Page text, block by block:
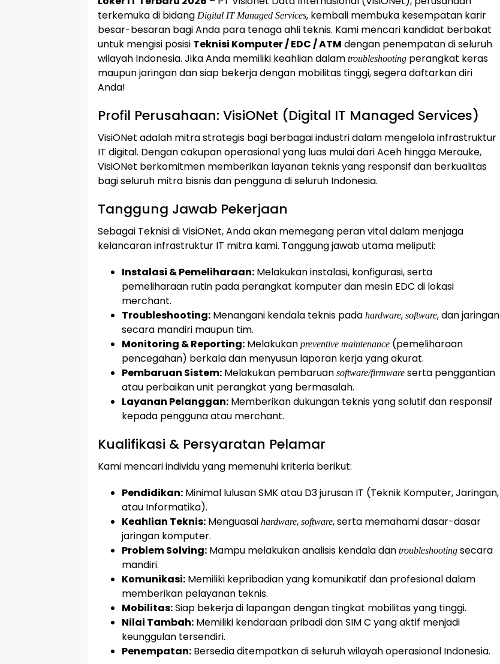
terkemuka di bidang Digital IT Managed Services, kembali membuka kesempatan karir
besar-besaran bagi Anda para tenaga ahli teknis. Kami mencari kandidat berbakat
untuk mengisi posisi Teknisi Komputer / EDC / ATM dengan penempatan di seluruh
wilayah Indonesia. Jika Anda memiliki keahlian dalam troubleshooting perangkat keras
maupun jaringan dan siap bekerja dengan mobilitas tinggi, segera daftarkan diri
Anda!
Profil Perusahaan: VisiONet (Digital IT Managed Services)
VisiONet adalah mitra strategis bagi berbagai industri dalam mengelola infrastruktur
IT digital. Dengan cakupan operasional yang luas mulai dari Aceh hingga Merauke,
VisiONet berkomitmen memberikan layanan teknis yang responsif dan berkualitas
bagi seluruh mitra bisnis dan pengguna di seluruh Indonesia.
Tanggung Jawab Pekerjaan
Sebagai Teknisi di VisiONet, Anda akan memegang peran vital dalam menjaga
kelancaran infrastruktur IT mitra kami. Tanggung jawab utama meliputi:
Instalasi & Pemeliharaan: Melakukan instalasi, konfigurasi, serta
pemeliharaan rutin pada perangkat komputer dan mesin EDC di lokasi
merchant.
Troubleshooting: Menangani kendala teknis pada hardware, software, dan jaringan
secara mandiri maupun tim.
Monitoring & Reporting: Melakukan preventive maintenance (pemeliharaan
pencegahan) berkala dan menyusun laporan kerja yang akurat.
Pembaruan Sistem: Melakukan pembaruan software/firmware serta penggantian
atau perbaikan unit perangkat yang bermasalah.
Layanan Pelanggan: Memberikan dukungan teknis yang solutif dan responsif
kepada pengguna atau merchant.
Kualifikasi & Persyaratan Pelamar
Kami mencari individu yang memenuhi kriteria berikut:
Pendidikan: Minimal lulusan SMK atau D3 jurusan IT (Teknik Komputer, Jaringan,
atau Informatika).
Keahlian Teknis: Menguasai hardware, software, serta memahami dasar-dasar
jaringan komputer.
Problem Solving: Mampu melakukan analisis kendala dan troubleshooting secara
mandiri.
Komunikasi: Memiliki kepribadian yang komunikatif dan profesional dalam
memberikan pelayanan teknis.
Mobilitas:Siap bekerja di lapangan dengan tingkat mobilitas yang tinggi.
Nilai Tambah: Memiliki kendaraan pribadi dan SIM C yang aktif menjadi
keunggulan tersendiri.
Penempatan: Bersedia ditempatkan di seluruh wilayah operasional Indonesia.